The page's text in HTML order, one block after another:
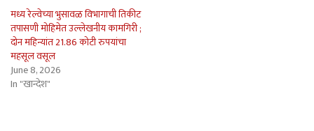
मध्य रेल्वेच्या भुसावळ विभागाची तिकीट
तपासणी मोहिमेत उल्लेखनीय कामगिरी ;
दोन महिन्यांत 21.86 कोटी रुपयांचा
महसूल वसूल
June 8, 2026
In "खान्देश"